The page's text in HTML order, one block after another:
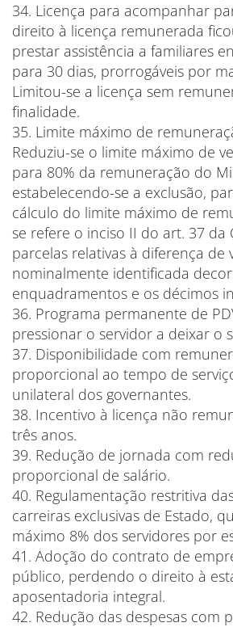
34. Licença para acompanhar
direito à licença remunerada
prestar assistência a familiares
para 30 dias, prorrogáveis por
Limitou-se a licença sem
finalidade.
35. Limite máximo de
Reduziu-se o limite máximo de
para 80% da remuneração do
estabelecendo-se a exclusão,
cálculo do limite máximo de
se refere o inciso II do art. 37 da
parcelas relativas à diferença de
nominalmente identificada
enquadramentos e os décimos
36. Programa permanente de
pressionar o servidor a deixar o
37. Disponibilidade com
proporcional ao tempo de
unilateral dos governantes.
38. Incentivo à licença não
três anos.
39. Redução de jornada com
proporcional de salário.
40. Regulamentação restritiva
carreiras exclusivas de Estado,
máximo 8% dos servidores por
41. Adoção do contrato de
público, perdendo o direito à
aposentadoria integral.
42. Redução das despesas com